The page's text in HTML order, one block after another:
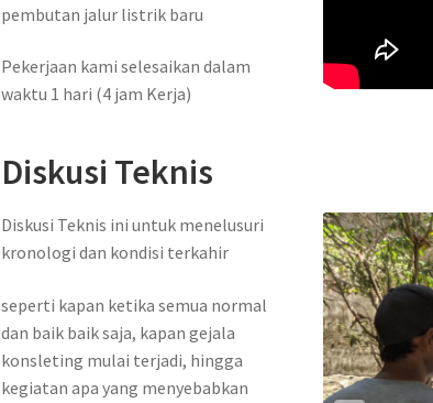
pembutan jalur listrik baru
Pekerjaan kami selesaikan dalam
waktu 1 hari (4 jam Kerja)
Diskusi Teknis
Diskusi Teknis ini untuk menelusuri
kronologi dan kondisi terkahir
seperti kapan ketika semua normal
dan baik baik saja, kapan gejala
konsleting mulai terjadi, hingga
kegiatan apa yang menyebabkan